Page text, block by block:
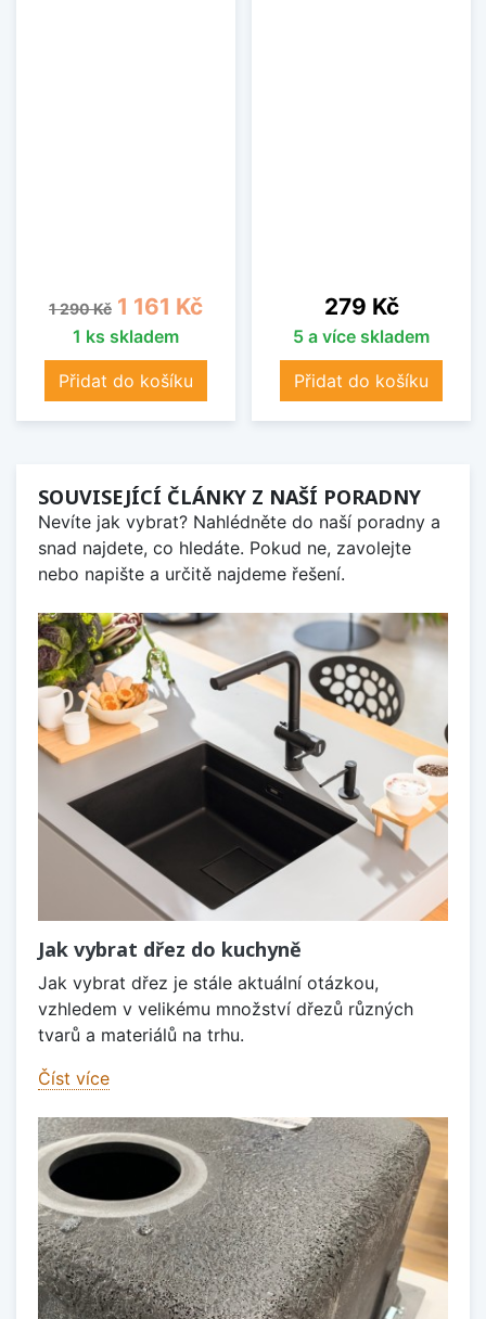
Běžná cena
1 290 Kč Cena
1 161 Kč
1 ks skladem
Přidat do košíku
Cena
279 Kč
5 a více skladem
Přidat do košíku
SOUVISEJÍCÍ ČLÁNKY Z NAŠÍ PORADNY
Nevíte jak vybrat? Nahlédněte do naší poradny a
snad najdete, co hledáte. Pokud ne, zavolejte
nebo napište a určitě najdeme řešení.
Jak vybrat dřez do kuchyně
Jak vybrat dřez je stále aktuální otázkou,
vzhledem v velikému množství dřezů různých
tvarů a materiálů na trhu.
Číst více